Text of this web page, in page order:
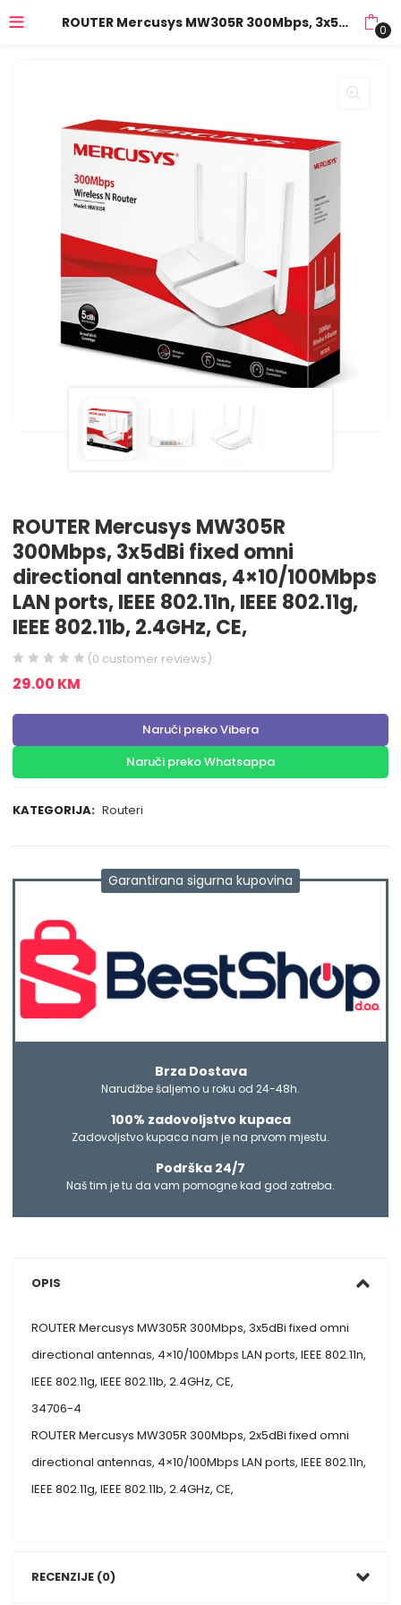
ROUTER Mercusys MW305R 300Mbps, 3x5dBi fixed omni directional antennas, 4×10/100Mbps LAN ports, IEEE 802.11n, IEEE 802.11g, IEEE 802.11b, 2.4GHz, CE, 0
ROUTER Mercusys MW305R
300Mbps, 3x5dBi fixed omni
directional antennas, 4×10/100Mbps
LAN ports, IEEE 802.11n, IEEE 802.11g,
IEEE 802.11b, 2.4GHz, CE,
(0 customer reviews)
29.00 KM
Naruči preko Vibera
Naruči preko Whatsappa
KATEGORIJA: Routeri
Garantirana sigurna kupovina
Brza Dostava
Narudžbe šaljemo u roku od 24-48h.
100% zadovoljstvo kupaca
Zadovoljstvo kupaca nam je na prvom mjestu.
Podrška 24/7
Naš tim je tu da vam pomogne kad god zatreba.
OPIS
ROUTER Mercusys MW305R 300Mbps, 3x5dBi fixed omni
directional antennas, 4×10/100Mbps LAN ports, IEEE 802.11n,
IEEE 802.11g, IEEE 802.11b, 2.4GHz, CE,
34706-4
ROUTER Mercusys MW305R 300Mbps, 2x5dBi fixed omni
directional antennas, 4×10/100Mbps LAN ports, IEEE 802.11n,
IEEE 802.11g, IEEE 802.11b, 2.4GHz, CE,
RECENZIJE (0)